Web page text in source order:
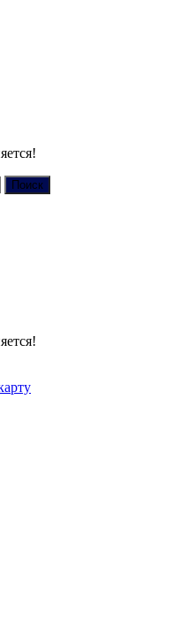
Поиск